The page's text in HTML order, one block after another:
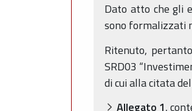
Dato atto che gli
sono formalizzati
Ritenuto,
SRD03
di cui alla citata
Allegato 1,